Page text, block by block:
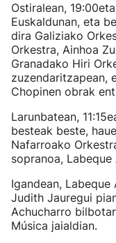
Ostiralean,
Euskaldunan, eta
dira Galiziako
Orkestra, Ainhoa
Granadako Hiri
zuzendaritzapean,
Chopinen obrak
Larunbatean,
besteak beste,
Nafarroako
sopranoa,
Igandean,
Judith Jauregui
Achucharro
Música jaialdian.